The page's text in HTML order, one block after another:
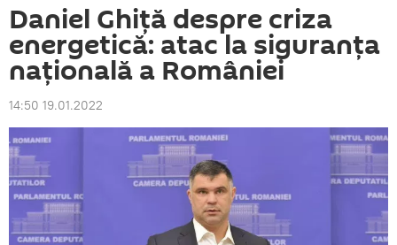
Daniel Ghiță despre criza
energetică: atac la siguranța
națională a României
14:50 19.01.2022